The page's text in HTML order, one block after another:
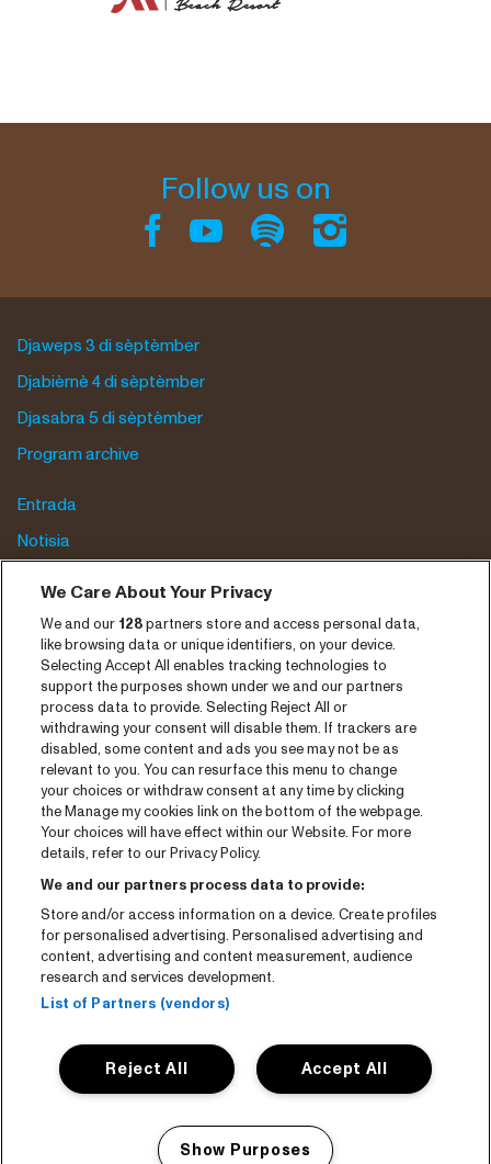
Follow us on
Djaweps 3 di sèptèmber
Djabièrnè 4 di sèptèmber
Djasabra 5 di sèptèmber
Program archive
Entrada
Notisia
Kontakto
CNSJ26 Spotify playlist
Facebook
Instagram
YouTube
General conditions
Cookie policy
Privacy statement
Accessibility-Statement
We Care About Your Privacy
We and our 128partners store and access personal data,
like browsing data or unique identifiers, on your device.
Selecting Accept All enables tracking technologies to
support the purposes shown under we and our partners
process data to provide. Selecting Reject All or
withdrawing your consent will disable them. If trackers are
disabled, some content and ads you see may not be as
relevant to you. You can resurface this menu to change
your choices or withdraw consent at any time by clicking
the Manage my cookies link on the bottom of the webpage.
Your choices will have effect within our Website. For more
details, refer to our Privacy Policy.
We and our partners process data to provide:
Store and/or access information on a device. Create profiles
for personalised advertising. Personalised advertising and
content, advertising and content measurement, audience
research and services development.
List of Partners (vendors)
Accept All
Reject All
Show Purposes